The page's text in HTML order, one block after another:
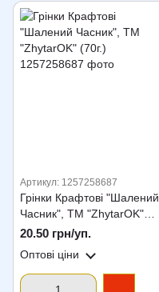
Артикул: 1257258687
Грінки Крафтові "Шалений
Часник", ТМ "ZhytarOK"
(70г.)
20.50 грн/уп.
Оптові ціни